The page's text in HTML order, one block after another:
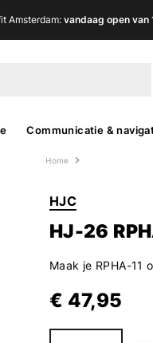
Amsterdam: vandaag open van
Communicatie &
Home
HJC
HJ-26
Maak je RPHA-11
€ 47,95